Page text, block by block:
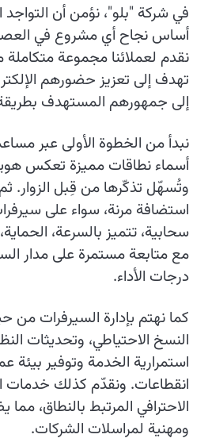
في شركة "بلو"، نؤمن أن
أساس نجاح أي مشروع في
نقدم لعملائنا مجموعة
تهدف إلى تعزيز حضورهم
إلى جمهورهم المستهدف بطريقة
نبدأ من الخطوة الأولى عبر
أسماء نطاقات مميزة تعكس
وتُسهّل تذكّرها من قِبل الزوار.
استضافة مرنة، سواء على
سحابية، تتميز بالسرعة،
مع متابعة مستمرة على مدار
درجات الأداء.
كما نهتم بإدارة السيرفرات من
النسخ الاحتياطي، وتحديثات
استمرارية الخدمة وتوفير بيئة
انقطاعات. ونقدّم كذلك خدمات
الاحترافي المرتبط بالنطاق،
ومهنية لمراسلات الشركات.